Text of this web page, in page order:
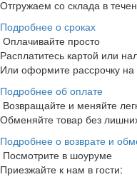
Отгружаем со склада в
Подробнее о сроках
Оплачивайте просто
Расплатитесь картой или
Или оформите рассрочку
Подробнее об оплате
Возвращайте и меняйте
Обменяйте товар без
Подробнее о возврате и
Посмотрите в шоуруме
Приезжайте к нам в гости: